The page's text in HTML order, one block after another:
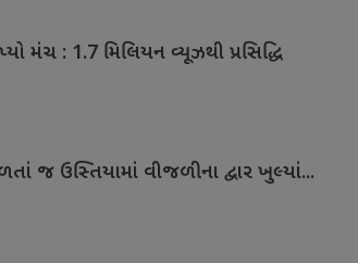
મંચ : 1.7 મિલિયન વ્યૂઝથી પ્રસિદ્ધિ
જ ઉસ્તિયામાં વીજળીના દ્વાર ખુલ્યાં...